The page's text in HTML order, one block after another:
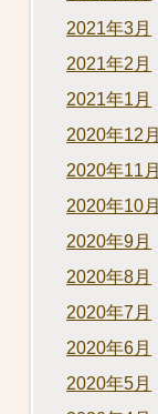
2021年3月
2021年2月
2021年1月
2020年12月
2020年11月
2020年10月
2020年9月
2020年8月
2020年7月
2020年6月
2020年5月